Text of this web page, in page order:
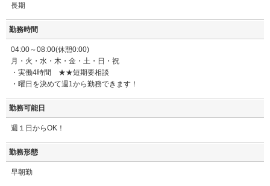
長期
勤務時間
04:00～08:00(休憩0:00)
月・火・水・木・金・土・日・祝
・実働4時間 ★★短期要相談
・曜日を決めて週1から勤務できます！
勤務可能日
週１日からOK！
勤務形態
早朝勤